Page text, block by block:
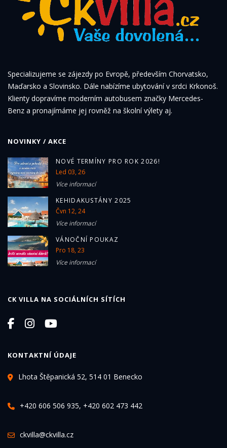
Specializujeme se zájezdy po Evropě, především Chorvatsko,
Maďarsko a Slovinsko. Dále nabízíme ubytování v srdci Krkonoš.
Klienty dopravíme moderním autobusem značky Mercedes-
Benz a pronajímáme jej rovněž na školní výlety aj.
NOVINKY / AKCE
NOVÉ TERMÍNY PRO ROK 2026!
Led 03, 26
Více informací
KEHIDAKUSTÁNY 2025
Čvn 12, 24
Více informací
VÁNOČNÍ POUKAZ
Pro 18, 23
Více informací
CK VILLA NA SOCIÁLNÍCH SÍTÍCH
KONTAKTNÍ ÚDAJE
Lhota Štěpanická 52, 514 01 Benecko
+420 606 506 935, +420 602 473 442
ckvilla@ckvilla.cz